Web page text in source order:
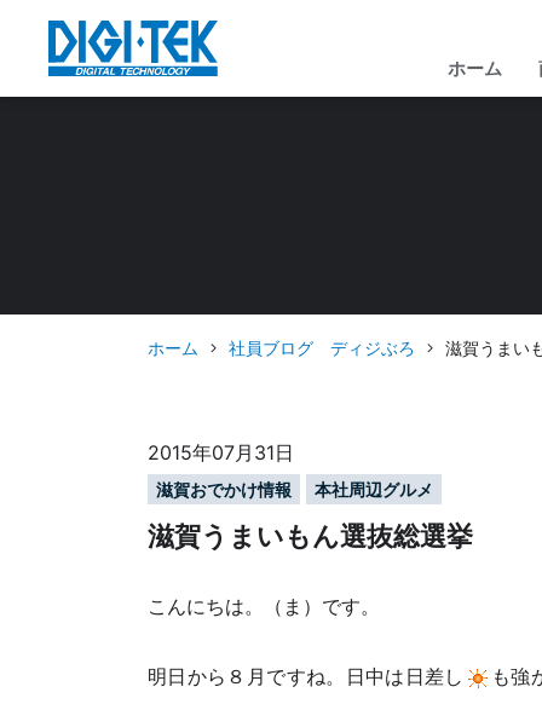
ホーム
ホーム 社員ブログ ディジぶろ 滋賀うまい
2015年07月31日
滋賀おでかけ情報 本社周辺グルメ
滋賀うまいもん選抜総選挙
こんにちは。（ま）です。
明日から８月ですね。日中は日差し
も強